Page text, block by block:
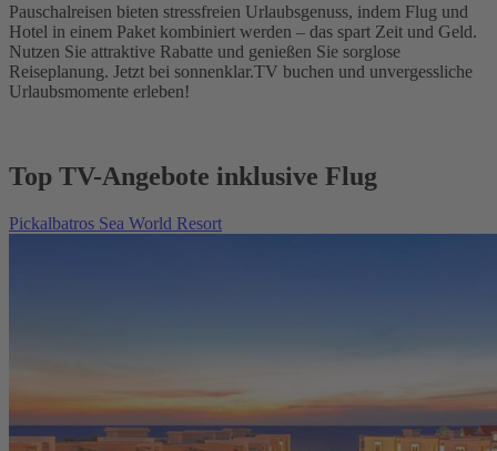
Pauschalreisen bieten stressfreien Urlaubsgenuss, indem Flug und
Hotel in einem Paket kombiniert werden – das spart Zeit und Geld.
Nutzen Sie attraktive Rabatte und genießen Sie sorglose
Reiseplanung. Jetzt bei sonnenklar.TV buchen und unvergessliche
Urlaubsmomente erleben!
Top TV-Angebote inklusive Flug
Pickalbatros Sea World Resort